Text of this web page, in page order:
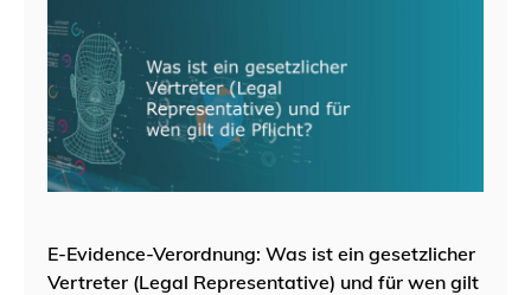
E-Evidence-Verordnung: Was ist ein gesetzlicher
Vertreter (Legal Representative) und für wen gilt